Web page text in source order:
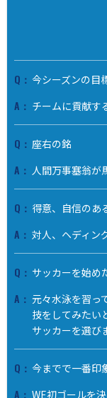
今シーズンの目
チームに貢献す
座右の銘
人間万事塞翁が
得意、自信のあ
対人、ヘディン
サッカーを始め
元々水泳を習っ
技をしてみたい
サッカーを選び
今までで一番印
WE初ゴールを